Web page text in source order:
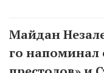
Майдан
го